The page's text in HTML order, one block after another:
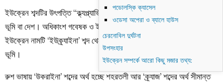
ইউক্রেন শব্দটির উৎপত্তি “ক্ল্যপ্ল্যাভিক ক্র্যাজ বা ক্রাজনা” ভাষা হতে। যার অর্থ
ভূমি বা দেশ। অধিকাংশ গবেষক ও ইতিহাসবিদের ধারণা অনুযায়ী, আধুনিক
ইউক্রেন নামটি ‘ইউক্র্যাইনা’ শব্দ থেকে সৃষ্টি হয়েছে, যার অর্থ সীমান্ত বা সীমান্ত
ভূমি।
রুশ ভাষায় ‘উকরাইনা’ শব্দের অর্থ হচ্ছে শহরতলী আর ‘ক্র্যাজ’ শব্দের অর্থ সীমান্ত
পডোলস্কি ক্যাসেল
ওডেসা অপেরা ও ব্যালে হাউস
চেরনোবিল দুর্ঘটনা
উপসংহার
ইউক্রেন সম্পর্কে আরো কিছু মজার তথ্য: